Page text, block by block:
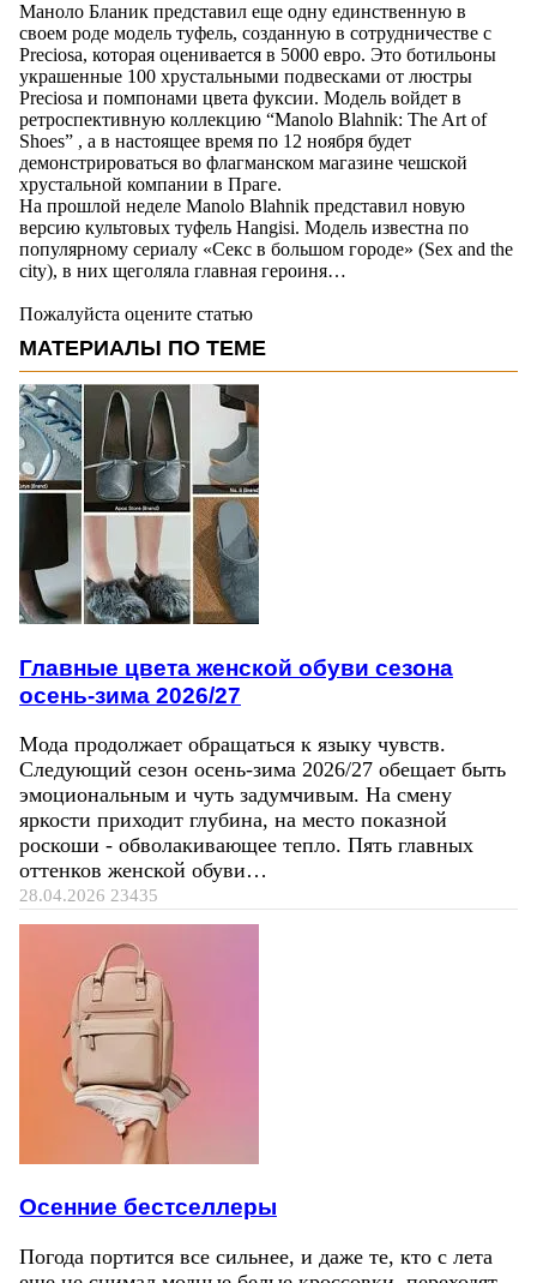
Маноло Бланик представил еще одну единственную в
своем роде модель туфель, созданную в сотрудничестве с
Preciosa, которая оценивается в 5000 евро. Это ботильоны
украшенные 100 хрустальными подвесками от люстры
Preciosa и помпонами цвета фуксии. Модель войдет в
ретроспективную коллекцию “Manolo Blahnik: The Art of
Shoes” , а в настоящее время по 12 ноября будет
демонстрироваться во флагманском магазине чешской
хрустальной компании в Праге.
На прошлой неделе Manolo Blahnik представил новую
версию культовых туфель Hangisi. Модель известна по
популярному сериалу «Секс в большом городе» (Sex and the
city), в них щеголяла главная героиня…
Пожалуйста оцените статью
МАТЕРИАЛЫ ПО ТЕМЕ
Главные цвета женской обуви сезона
осень-зима 2026/27
Мода продолжает обращаться к языку чувств.
Следующий сезон осень-зима 2026/27 обещает быть
эмоциональным и чуть задумчивым. На смену
яркости приходит глубина, на место показной
роскоши - обволакивающее тепло. Пять главных
оттенков женской обуви…
28.04.2026 23435
Осенние бестселлеры
Погода портится все сильнее, и даже те, кто с лета